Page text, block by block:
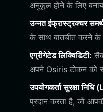
अनुकूल होने के लिए
उन्नत इंफ्रास्ट्रक्चर
के साथ बातचीत करने के
एग्रीगेटेड लिक्विडिटी:
अपने Osiris टोकन को
उपयोगकर्ता सुरक्षा
प्रदान करता है, जो